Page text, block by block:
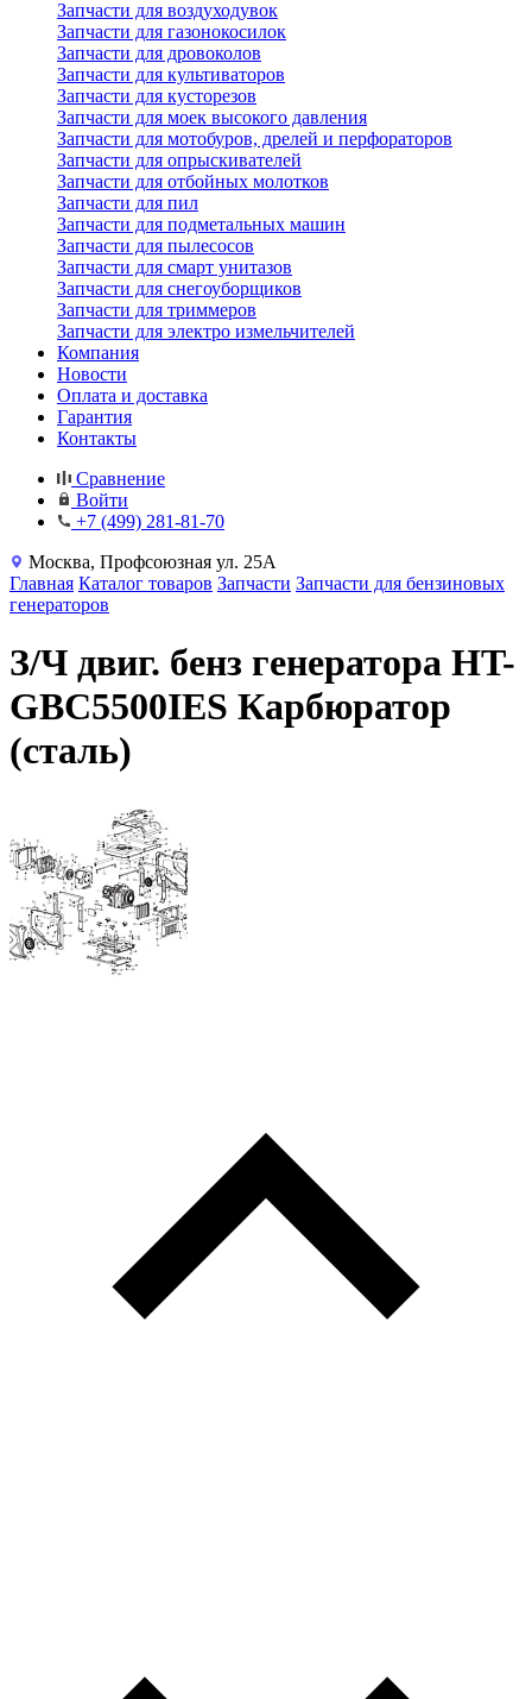
Запчасти для воздуходувок
Запчасти для газонокосилок
Запчасти для дровоколов
Запчасти для культиваторов
Запчасти для кусторезов
Запчасти для моек высокого давления
Запчасти для мотобуров, дрелей и перфораторов
Запчасти для опрыскивателей
Запчасти для отбойных молотков
Запчасти для пил
Запчасти для подметальных машин
Запчасти для пылесосов
Запчасти для смарт унитазов
Запчасти для снегоуборщиков
Запчасти для триммеров
Запчасти для электро измельчителей
Компания
Новости
Оплата и доставка
Гарантия
Контакты
Сравнение
Войти
+7 (499) 281-81-70
Москва, Профсоюзная ул. 25А
Главная Каталог товаров Запчасти Запчасти для бензиновых
генераторов
З/Ч двиг. бенз генератора HT-
GBС5500IES Карбюратор
(сталь)